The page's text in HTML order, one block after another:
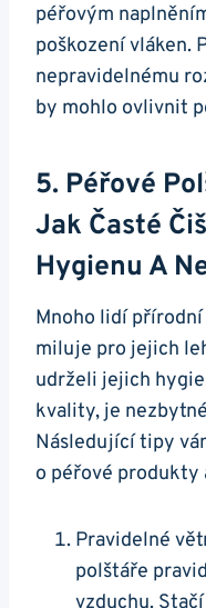
péřovým
poškození vláken.
nepravidelnému
by mohlo ovlivnit
5. Péřové
Jak Časté
Hygienu A
Mnoho lidí
miluje pro jejich
udrželi jejich
kvality, je
Následující tipy
o péřové produkty
Pravidelné
polštáře
vzduchu.